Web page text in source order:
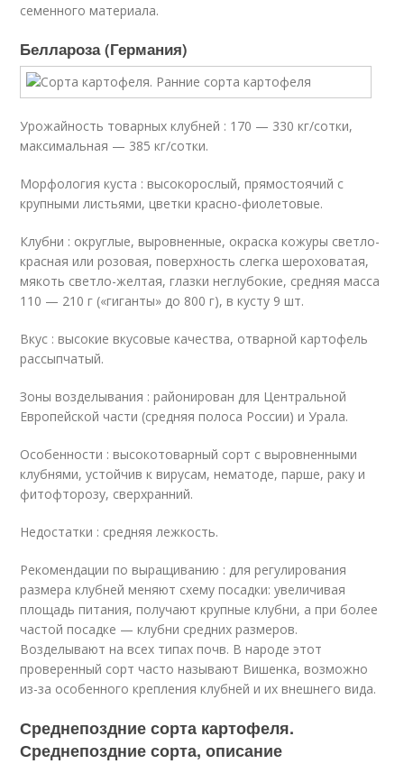
семенного материала.
Беллароза (Германия)
Урожайность товарных клубней : 170 — 330 кг/сотки,
максимальная — 385 кг/сотки.
Морфология куста : высокорослый, прямостоячий с
крупными листьями, цветки красно-фиолетовые.
Клубни : округлые, выровненные, окраска кожуры светло-
красная или розовая, поверхность слегка шероховатая,
мякоть светло-желтая, глазки неглубокие, средняя масса
110 — 210 г («гиганты» до 800 г), в кусту 9 шт.
Вкус : высокие вкусовые качества, отварной картофель
рассыпчатый.
Зоны возделывания : районирован для Центральной
Европейской части (средняя полоса России) и Урала.
Особенности : высокотоварный сорт с выровненными
клубнями, устойчив к вирусам, нематоде, парше, раку и
фитофторозу, сверхранний.
Недостатки : средняя лежкость.
Рекомендации по выращиванию : для регулирования
размера клубней меняют схему посадки: увеличивая
площадь питания, получают крупные клубни, а при более
частой посадке — клубни средних размеров.
Возделывают на всех типах почв. В народе этот
проверенный сорт часто называют Вишенка, возможно
из-за особенного крепления клубней и их внешнего вида.
Среднепоздние сорта картофеля.
Среднепоздние сорта, описание